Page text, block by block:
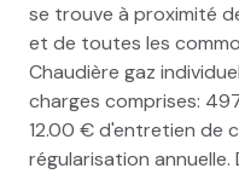
se trouve à proximité
et de toutes les
Chaudière gaz
charges comprises:
12.00 € d'entretien de
régularisation